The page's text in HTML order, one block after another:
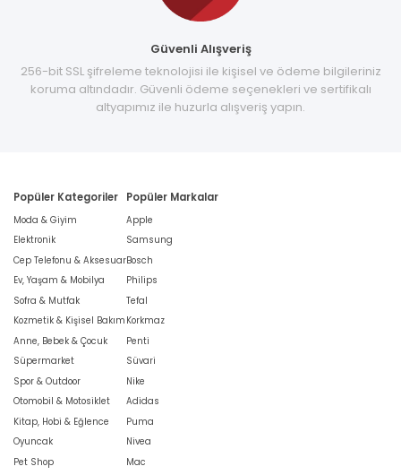
Güvenli Alışveriş
256-bit SSL şifreleme teknolojisi ile kişisel ve ödeme bilgileriniz
koruma altındadır. Güvenli ödeme seçenekleri ve sertifikalı
altyapımız ile huzurla alışveriş yapın.
Popüler Kategoriler
Moda & Giyim
Elektronik
Cep Telefonu & Aksesuar
Ev, Yaşam & Mobilya
Sofra & Mutfak
Kozmetik & Kişisel Bakım
Anne, Bebek & Çocuk
Süpermarket
Spor & Outdoor
Otomobil & Motosiklet
Kitap, Hobi & Eğlence
Oyuncak
Pet Shop
Popüler Markalar
Apple
Samsung
Bosch
Philips
Tefal
Korkmaz
Penti
Süvari
Nike
Adidas
Puma
Nivea
Mac